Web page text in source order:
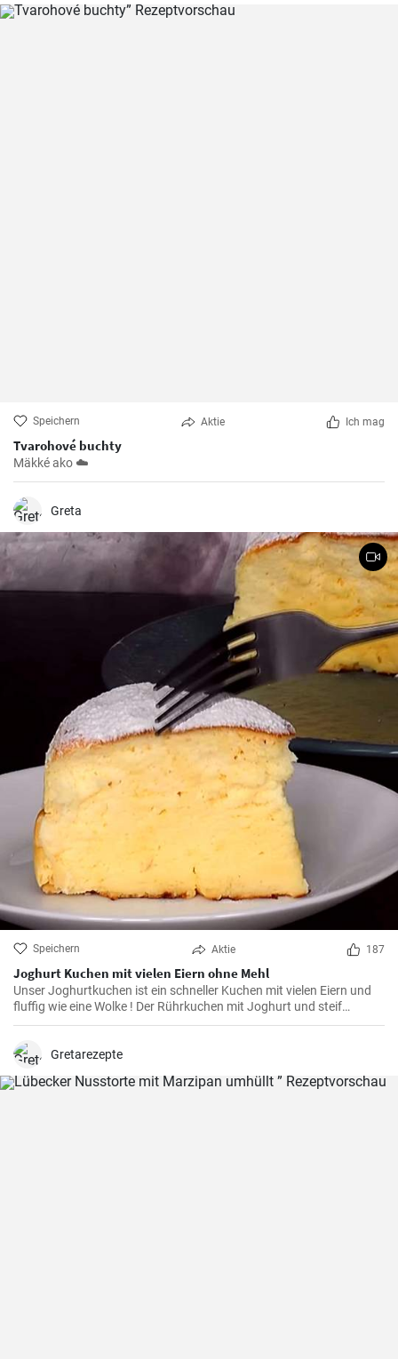
Speichern Aktie Ich mag
Tvarohové buchty
Mäkké ako ☁️
Greta
Speichern Aktie 187
Joghurt Kuchen mit vielen Eiern ohne Mehl
Unser Joghurtkuchen ist ein schneller Kuchen mit vielen Eiern und
fluffig wie eine Wolke ! Der Rührkuchen mit Joghurt und steif
geschlagenem Eiweiß (ohne Mehl) wird ihre Familie begeistern weil
Gretarezepte